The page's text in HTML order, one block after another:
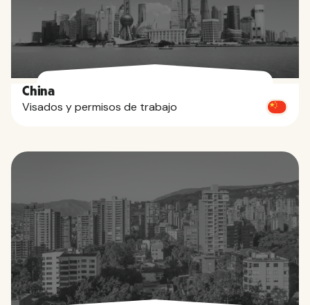
China
Visados y permisos de trabajo